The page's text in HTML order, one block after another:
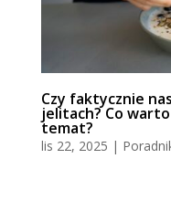
Czy faktycznie
jelitach? Co
temat?
lis 22, 2025 |